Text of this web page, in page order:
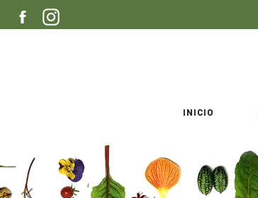
directamente
FACEBOOKINSTAGRAM
INICIO